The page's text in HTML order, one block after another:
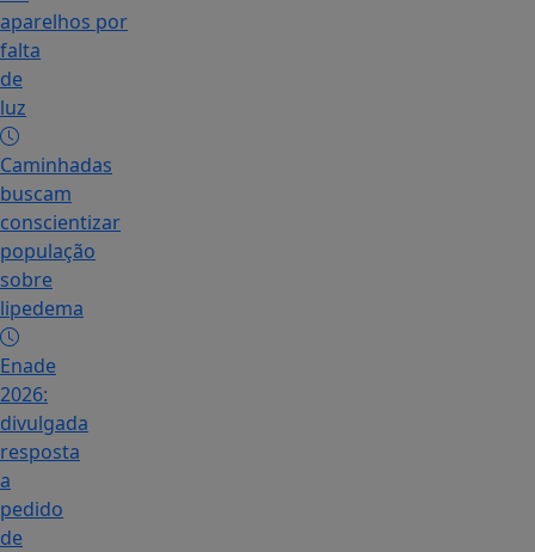
aparelhos por
falta
de
luz
Caminhadas
buscam
conscientizar
população
sobre
lipedema
Enade
2026:
divulgada
resposta
a
pedido
de